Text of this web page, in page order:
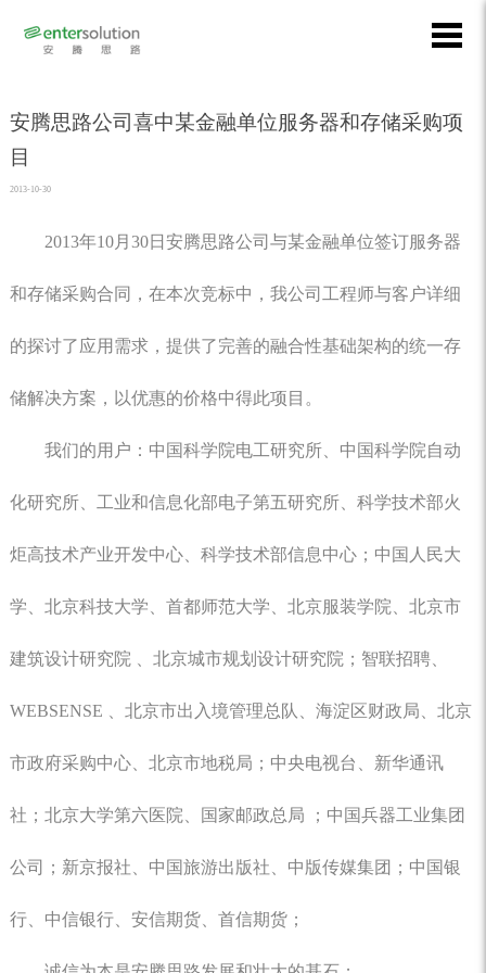
安腾思路公司喜中某金融单位服务器和存储采购项
目
2013-10-30
2013年10月30日安腾思路公司与某金融单位签订服务器
和存储采购合同，在本次竞标中，我公司工程师与客户详细
的探讨了应用需求，提供了完善的融合性基础架构的统一存
储解决方案，以优惠的价格中得此项目。
我们的用户：中国科学院电工研究所、中国科学院自动
化研究所、工业和信息化部电子第五研究所、科学技术部火
炬高技术产业开发中心、科学技术部信息中心；中国人民大
学、北京科技大学、首都师范大学、北京服装学院、北京市
建筑设计研究院 、北京城市规划设计研究院；智联招聘、
WEBSENSE 、北京市出入境管理总队、海淀区财政局、北京
市政府采购中心、北京市地税局；中央电视台、新华通讯
社；北京大学第六医院、国家邮政总局 ；中国兵器工业集团
公司；新京报社、中国旅游出版社、中版传媒集团；中国银
行、中信银行、安信期货、首信期货；